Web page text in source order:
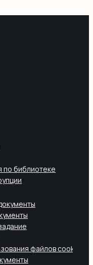
по библиотеке
файлов cookie